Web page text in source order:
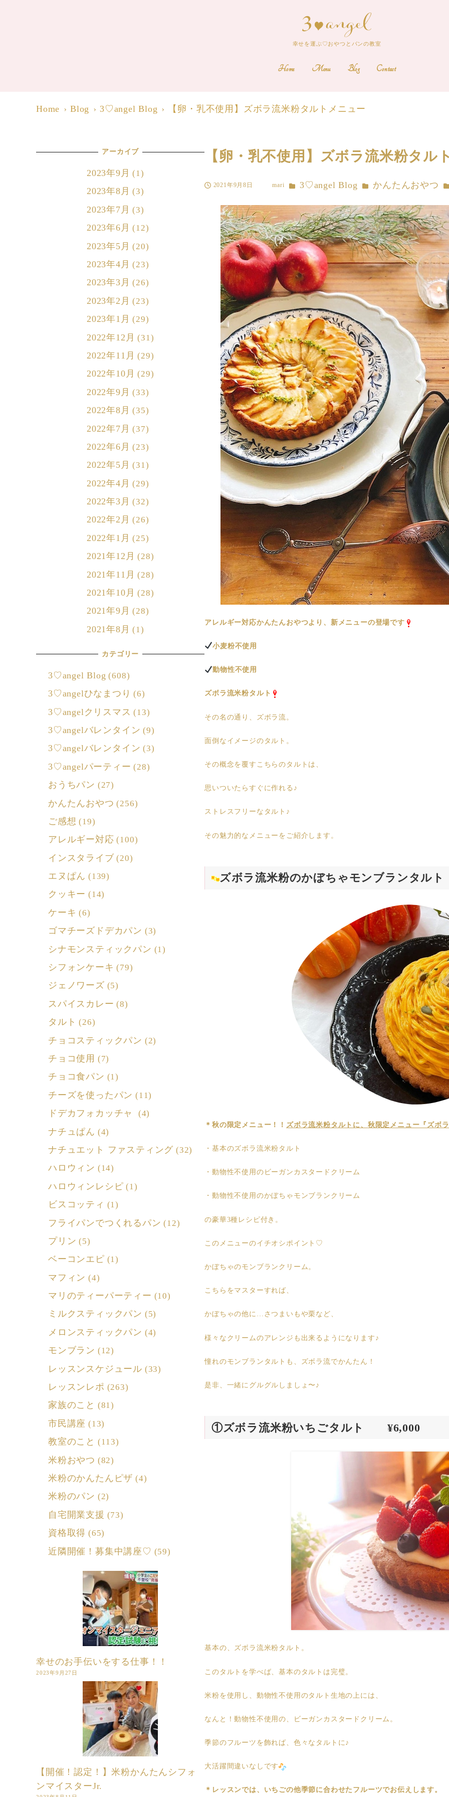
幸せを運ぶ♡おやつとパンの教室
Home Menu Blog Contact
Home Blog 3♡angel Blog 【卵・乳不使用】ズボラ流米粉タルトメニュー
【卵・乳不使用】ズボラ流米粉タル
投稿日
2021年9月8日 mari カテゴリー
3♡angel Blog カテゴリー
かんたんおやつ
アレルギー対応かんたんおやつより、新メニューの登場です
小麦粉不使用
動物性不使用
ズボラ流米粉タルト
その名の通り、ズボラ流。
面倒なイメージのタルト。
その概念を覆すこちらのタルトは、
思いついたらすぐに作れる♪
ストレスフリーなタルト♪
その魅力的なメニューをご紹介します。
ズボラ流米粉のかぼちゃモンブランタル
＊秋の限定メニュー！！ ズボラ流米粉タルトに、 秋限定メニュー『ズボ
・基本のズボラ流米粉タルト
・動物性不使用のビーガンカスタードクリーム
・動物性不使用のかぼちゃモンブランクリーム
の豪華3種レシピ付き。
このメニューのイチオシポイント♡
かぼちゃのモンブランクリーム。
こちらをマスターすれば、
かぼちゃの他に…さつまいもや栗など、
様々なクリームのアレンジも出来るようになります♪
憧れのモンブランタルトも、ズボラ流でかんたん！
是非、一緒にグルグルしましょ〜♪
①ズボラ流米粉いちごタルト ¥6,000
基本の、ズボラ流米粉タルト。
このタルトを学べば、基本のタルトは完璧。
米粉を使用し、動物性不使用のタルト生地の上には、
なんと！動物性不使用の、ビーガンカスタードクリーム。
季節のフルーツを飾れば、色々なタルトに♪
大活躍間違いなしです
＊レッスンでは、いちごの他季節に合わせたフルーツでお伝えします。
アーカイブ
2023年9月 (1)
2023年8月 (3)
2023年7月 (3)
2023年6月 (12)
2023年5月 (20)
2023年4月 (23)
2023年3月 (26)
2023年2月 (23)
2023年1月 (29)
2022年12月 (31)
2022年11月 (29)
2022年10月 (29)
2022年9月 (33)
2022年8月 (35)
2022年7月 (37)
2022年6月 (23)
2022年5月 (31)
2022年4月 (29)
2022年3月 (32)
2022年2月 (26)
2022年1月 (25)
2021年12月 (28)
2021年11月 (28)
2021年10月 (28)
2021年9月 (28)
2021年8月 (1)
カテゴリー
3♡angel Blog (608)
3♡angelひなまつり (6)
3♡angelクリスマス (13)
3♡angelバレンタイン (9)
3♡angelバレンタイン (3)
3♡angelパーティー (28)
おうちパン (27)
かんたんおやつ (256)
ご感想 (19)
アレルギー対応 (100)
インスタライブ (20)
エヌぱん (139)
クッキー (14)
ケーキ (6)
ゴマチーズドデカパン (3)
シナモンスティックパン (1)
シフォンケーキ (79)
ジェノワーズ (5)
スパイスカレー (8)
タルト (26)
チョコスティックパン (2)
チョコ使用 (7)
チョコ食パン (1)
チーズを使ったパン (11)
ドデカフォカッチャ (4)
ナチュぱん (4)
ナチュエット ファスティング (32)
ハロウィン (14)
ハロウィンレシピ (1)
ビスコッティ (1)
フライパンでつくれるパン (12)
プリン (5)
ベーコンエピ (1)
マフィン (4)
マリのティーパーティー (10)
ミルクスティックパン (5)
メロンスティックパン (4)
モンブラン (12)
レッスンスケジュール (33)
レッスンレポ (263)
家族のこと (81)
市民講座 (13)
教室のこと (113)
米粉おやつ (82)
米粉のかんたんピザ (4)
米粉のパン (2)
自宅開業支援 (73)
資格取得 (65)
近隣開催！募集中講座♡ (59)
幸せのお手伝いをする仕事！！
2023年9月27日
【開催！認定！】米粉かんたんシフォ
ンマイスターJr.